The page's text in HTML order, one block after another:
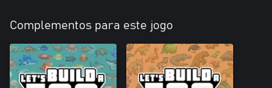
Complementos para este jogo